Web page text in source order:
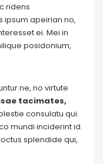
ridens
ipsum apeirian no,
ei. Mei in
posidonium,
ne, no virtute
tacimates,
consulatu qui.
mundi inciderint id.
splendide qui,